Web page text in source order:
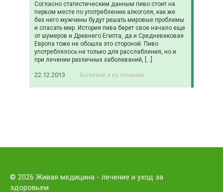
Согласно статистическим данным пиво стоит на
первом месте по употреблению алкоголя, как же
без него мужчины будут решать мировые проблемы
и спасать мир. История пива берет свое начало еще
от шумеров и Древнего Египта, да и Средневековая
Европа тоже не обошла это стороной. Пиво
употреблялось не только для расслабления, но и
при лечении различных заболеваний, […]
22.12.2013 Болезни и их лечение
© 2026 Живая медицина - лечение и уход за
здоровьем